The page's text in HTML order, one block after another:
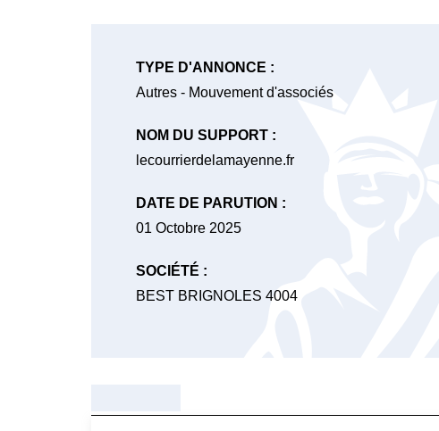
TYPE D'ANNONCE :
Autres - Mouvement d'associés
NOM DU SUPPORT :
lecourrierdelamayenne.fr
DATE DE PARUTION :
01 Octobre 2025
SOCIÉTÉ :
BEST BRIGNOLES 4004